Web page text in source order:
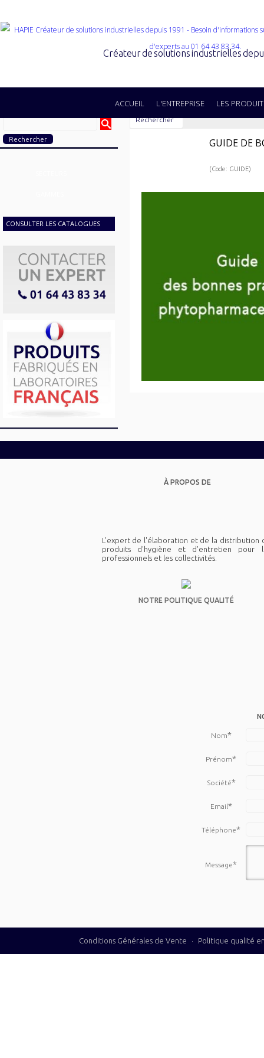
Créateur de solutions industrielles
ACCUEIL L'ENTREPRISE LES
CONSULTER LES CATALOGUES
Rechercher
GUIDE DE
(Code: GUIDE)
À PROPOS DE
L'expert de l'élaboration et de la distribution
produits d'hygiène et d'entretien pour
professionnels et les collectivités.
NOTRE POLITIQUE QUALITÉ
Nom*
Prénom*
Société*
Email*
Téléphone*
Message*
Conditions Générales de Vente · Politique qualité